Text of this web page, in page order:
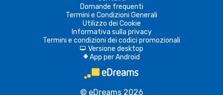
Domande frequenti
Termini e Condizioni Generali
Utilizzo dei Cookie
Informativa sulla privacy
Termini e condizioni dei codici promozionali
d Versione desktop
A App per Android
© eDreams 2026